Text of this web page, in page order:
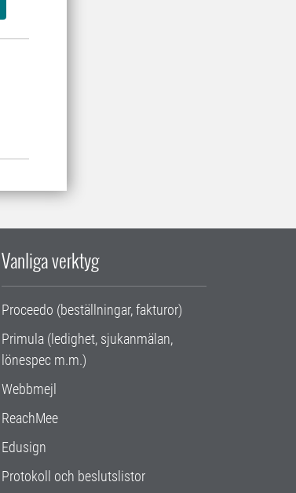
Vanliga verktyg
Proceedo (beställningar, fakturor)
Primula (ledighet, sjukanmälan,
lönespec m.m.)
Webbmejl
ReachMee
Edusign
Protokoll och beslutslistor